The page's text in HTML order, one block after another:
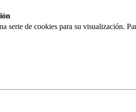
serie de cookies para su visualización.